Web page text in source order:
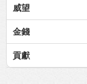
威望
金錢
貢獻